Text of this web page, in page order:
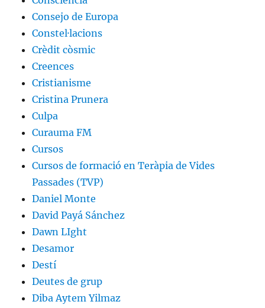
Consejo de Europa
Constel·lacions
Crèdit còsmic
Creences
Cristianisme
Cristina Prunera
Culpa
Curauma FM
Cursos
Cursos de formació en Teràpia de Vides
Passades (TVP)
Daniel Monte
David Payá Sánchez
Dawn LIght
Desamor
Destí
Deutes de grup
Diba Aytem Yilmaz